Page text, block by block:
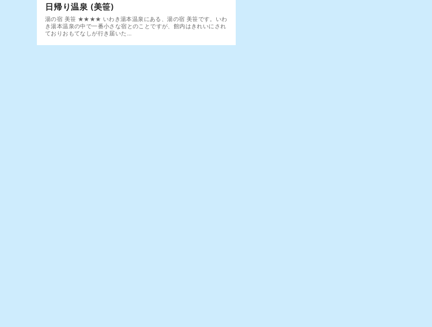
日帰り温泉 (美笹)
湯の宿 美笹 ★★★★ いわき湯本温泉にある、湯の宿 美笹です。いわ
き湯本温泉の中で一番小さな宿とのことですが、館内はきれいにされ
ておりおもてなしが行き届いた…